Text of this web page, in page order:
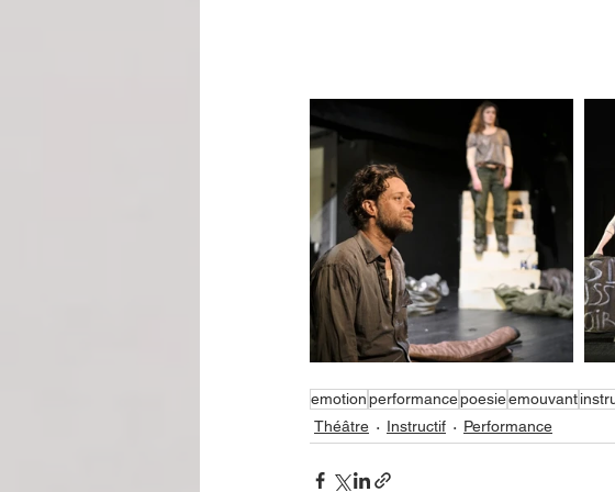
emotionperformancepoesieemouvant
Théâtre
Instructif Performance